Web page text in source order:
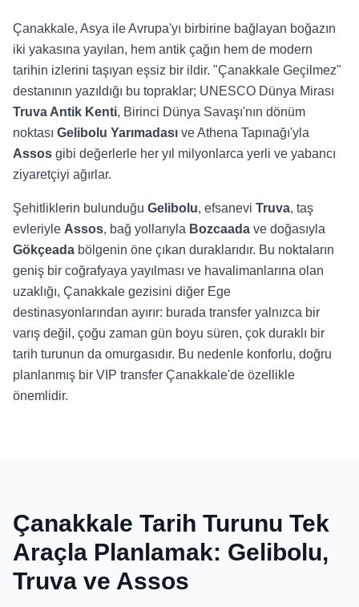
Çanakkale, Asya ile Avrupa'yı birbirine bağlayan boğazın
iki yakasına yayılan, hem antik çağın hem de modern
tarihin izlerini taşıyan eşsiz bir ildir. "Çanakkale Geçilmez"
destanının yazıldığı bu topraklar; UNESCO Dünya Mirası
Truva Antik Kenti, Birinci Dünya Savaşı'nın dönüm
noktası Gelibolu Yarımadası ve Athena Tapınağı'yla
Assos gibi değerlerle her yıl milyonlarca yerli ve yabancı
ziyaretçiyi ağırlar.
Şehitliklerin bulunduğu Gelibolu, efsanevi Truva, taş
evleriyle Assos, bağ yollarıyla Bozcaada ve doğasıyla
Gökçeada bölgenin öne çıkan duraklarıdır. Bu noktaların
geniş bir coğrafyaya yayılması ve havalimanlarına olan
uzaklığı, Çanakkale gezisini diğer Ege
destinasyonlarından ayırır: burada transfer yalnızca bir
varış değil, çoğu zaman gün boyu süren, çok duraklı bir
tarih turunun da omurgasıdır. Bu nedenle konforlu, doğru
planlanmış bir VIP transfer Çanakkale'de özellikle
önemlidir.
Çanakkale Tarih Turunu Tek
Araçla Planlamak: Gelibolu,
Truva ve Assos